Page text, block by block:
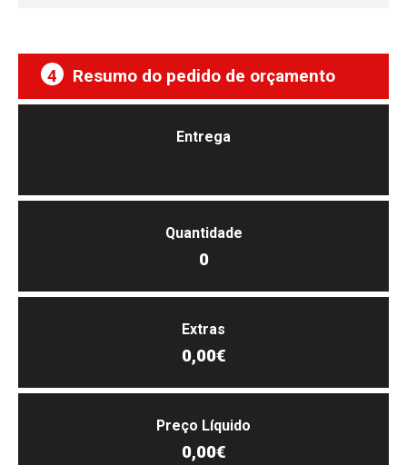
4 Resumo do pedido de orçamento
Entrega
Quantidade
0
Extras
0,00€
Preço Líquido
0,00€